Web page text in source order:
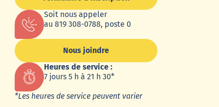
Soit nous appeler
au 819 308-0788, poste 0
Nous joindre
Heures de service :
7 jours 5 h à 21 h 30*
*Les heures de service peuvent varier